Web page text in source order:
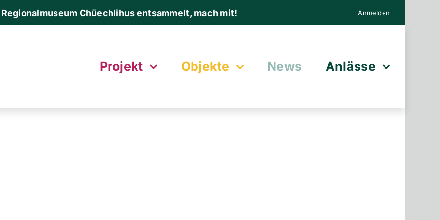
Regionalmuseum Chüechlihus entsammelt, mach mit! Anmelden
Projekt Objekte News Anlässe